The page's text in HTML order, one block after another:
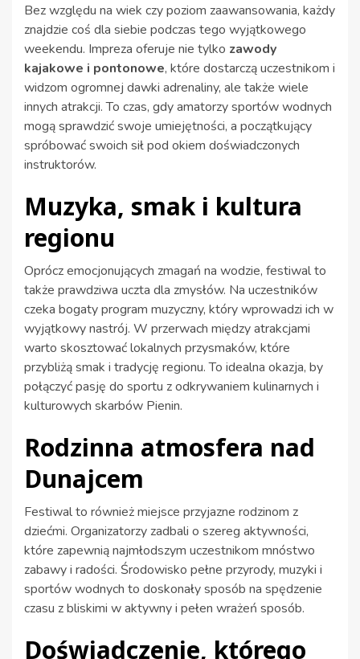
Bez względu na wiek czy poziom zaawansowania, każdy
znajdzie coś dla siebie podczas tego wyjątkowego
weekendu. Impreza oferuje nie tylko zawody
kajakowe i pontonowe, które dostarczą uczestnikom i
widzom ogromnej dawki adrenaliny, ale także wiele
innych atrakcji. To czas, gdy amatorzy sportów wodnych
mogą sprawdzić swoje umiejętności, a początkujący
spróbować swoich sił pod okiem doświadczonych
instruktorów.
Muzyka, smak i kultura
regionu
Oprócz emocjonujących zmagań na wodzie, festiwal to
także prawdziwa uczta dla zmysłów. Na uczestników
czeka bogaty program muzyczny, który wprowadzi ich w
wyjątkowy nastrój. W przerwach między atrakcjami
warto skosztować lokalnych przysmaków, które
przybliżą smak i tradycję regionu. To idealna okazja, by
połączyć pasję do sportu z odkrywaniem kulinarnych i
kulturowych skarbów Pienin.
Rodzinna atmosfera nad
Dunajcem
Festiwal to również miejsce przyjazne rodzinom z
dziećmi. Organizatorzy zadbali o szereg aktywności,
które zapewnią najmłodszym uczestnikom mnóstwo
zabawy i radości. Środowisko pełne przyrody, muzyki i
sportów wodnych to doskonały sposób na spędzenie
czasu z bliskimi w aktywny i pełen wrażeń sposób.
Doświadczenie, którego